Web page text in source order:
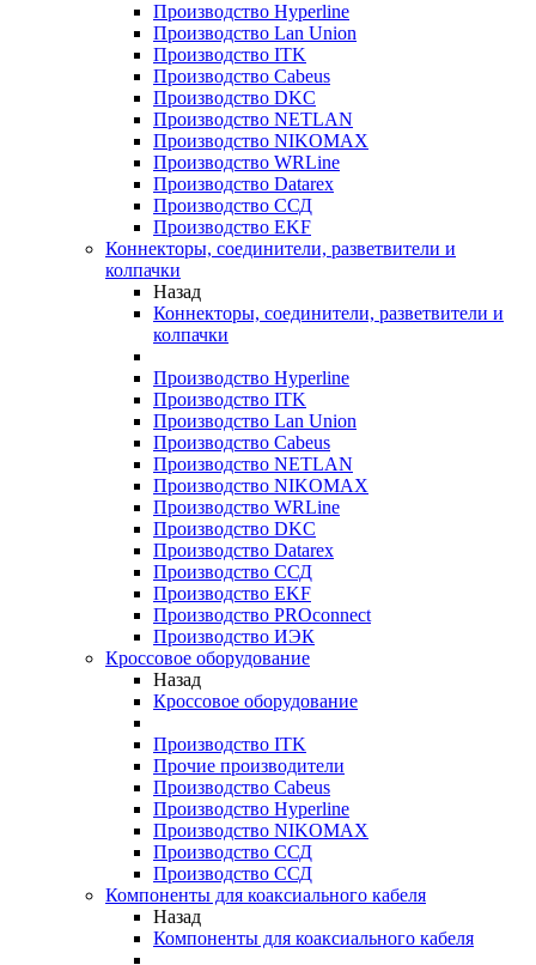
Производство Hyperline
Производство Lan Union
Производство ITK
Производство Cabeus
Производство DKC
Производство NETLAN
Производство NIKOMAX
Производство WRLine
Производство Datarex
Производство ССД
Производство EKF
Коннекторы, соединители, разветвители и
колпачки
Назад
Коннекторы, соединители, разветвители и
колпачки
Производство Hyperline
Производство ITK
Производство Lan Union
Производство Cabeus
Производство NETLAN
Производство NIKOMAX
Производство WRLine
Производство DKC
Производство Datarex
Производство ССД
Производство EKF
Производство PROconnect
Производство ИЭК
Кроссовое оборудование
Назад
Кроссовое оборудование
Производство ITK
Прочие производители
Производство Cabeus
Производство Hyperline
Производство NIKOMAX
Производство ССД
Производство ССД
Компоненты для коаксиального кабеля
Назад
Компоненты для коаксиального кабеля